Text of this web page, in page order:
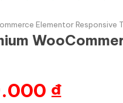
Elementor Responsive
₫